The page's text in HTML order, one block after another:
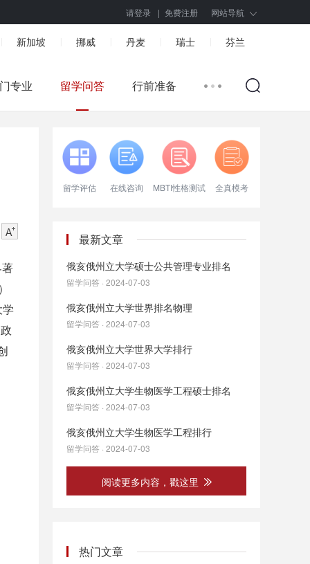
请登录 | 免费注册 网站导航
新加坡 挪威 丹麦 瑞士 芬兰
专业 留学问答 行前准备
留学评估 在线咨询 MBTI性格测试 全真模考
最新文章
俄亥俄州立大学硕士公共管理专业排名
留学问答 · 2024-07-03
俄亥俄州立大学世界排名物理
留学问答 · 2024-07-03
俄亥俄州立大学世界大学排行
留学问答 · 2024-07-03
俄亥俄州立大学生物医学工程硕士排名
留学问答 · 2024-07-03
俄亥俄州立大学生物医学工程排行
留学问答 · 2024-07-03
阅读更多内容，戳这里
热门文章